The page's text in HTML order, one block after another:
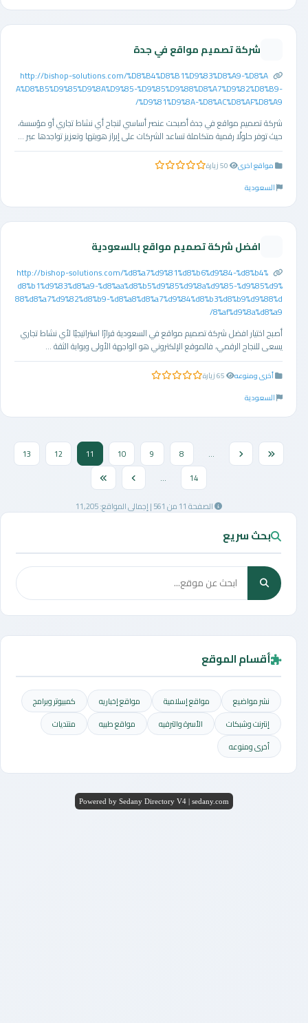
شركة تصميم مواقع في جدة
http://bishop-solutions.com/%D8%B4%D8%B1%D9%83%D8%A9-%D8%A
A%D8%B5%D9%85%D9%8A%D9%85-%D9%85%D9%88%D8%A7%D9%82%D8%B9-
%D9%81%D9%8A-%D8%AC%D8%AF%D8%A9/
شركة تصميم مواقع في جدة أصبحت عنصر أساسي لنجاح أي نشاط تجاري أو مؤسسة،
حيث توفر حلولًا رقمية متكاملة تساعد الشركات على إبراز هويتها وتعزيز تواجدها عبر ...
مواقع اخرى 0.0 من 5 نجوم
السعودية
افضل شركة تصميم مواقع بالسعودية
http://bishop-solutions.com/%d8%a7%d9%81%d8%b6%d9%84-%d8%b4%
d8%b1%d9%83%d8%a9-%d8%aa%d8%b5%d9%85%d9%8a%d9%85-%d9%85%d9%
88%d8%a7%d9%82%d8%b9-%d8%a8%d8%a7%d9%84%d8%b3%d8%b9%d9%88%d
8%af%d9%8a%d8%a9/
أصبح اختيار افضل شركة تصميم مواقع في السعودية قرارًا استراتيجيًا لأي نشاط تجاري
يسعى للنجاح الرقمي، فالموقع الإلكتروني هو الواجهة الأولى وبوابة الثقة ...
أخرى ومنوعه 0.0 من 5 نجوم
السعودية
...
8
9
10
11
12
13
14
...
الصفحة 11 من 561 | إجمالي المواقع: 11,205
بحث سريع
أقسام الموقع
نشر مواضيع مواقع إسلامية مواقع إخباريه
كمبيوتر وبرامج
إنترنت وشبكات
الأسرة والترفيه مواقع طبيه
منتديات
أخرى ومنوعه
Powered by Sedany Directory V4 | sedany.com